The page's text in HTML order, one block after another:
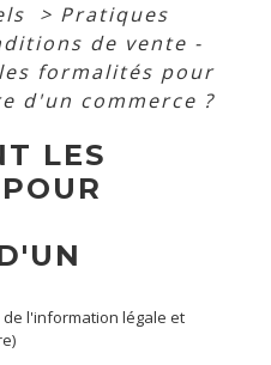
> Pratiques
de vente -
formalités pour
d'un commerce ?
LES
de l'information légale et